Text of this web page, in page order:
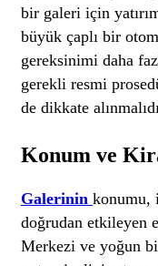
bir galeri için
büyük çaplı bir
gereksinimi daha
gerekli resmi
de dikkate
Konum ve
Galerininkonumu,
doğrudan etkileyen
Merkezi ve yoğun